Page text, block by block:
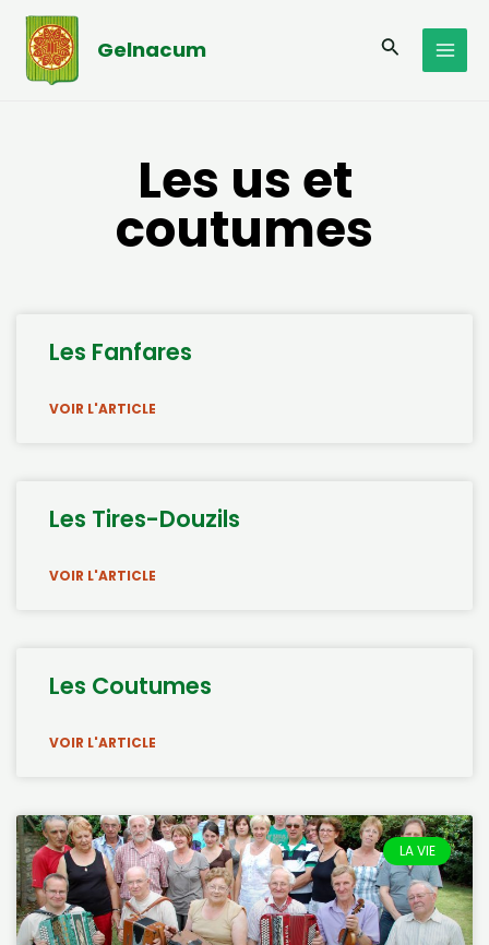
Aller
contenu
Gelnacum
Les us et
coutumes
Les Fanfares
VOIR L'ARTICLE
Les Tires-Douzils
VOIR L'ARTICLE
Les Coutumes
VOIR L'ARTICLE
LA VIE